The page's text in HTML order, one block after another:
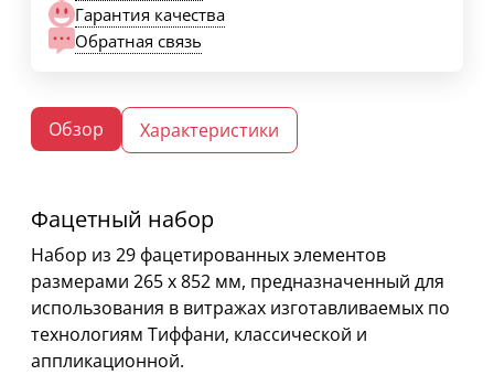
Гарантия качества
Обратная связь
Обзор Характеристики
Фацетный набор
Набор из 29 фацетированных элементов
размерами 265 х 852 мм, предназначенный для
использования в витражах изготавливаемых по
технологиям Тиффани, классической и
аппликационной.